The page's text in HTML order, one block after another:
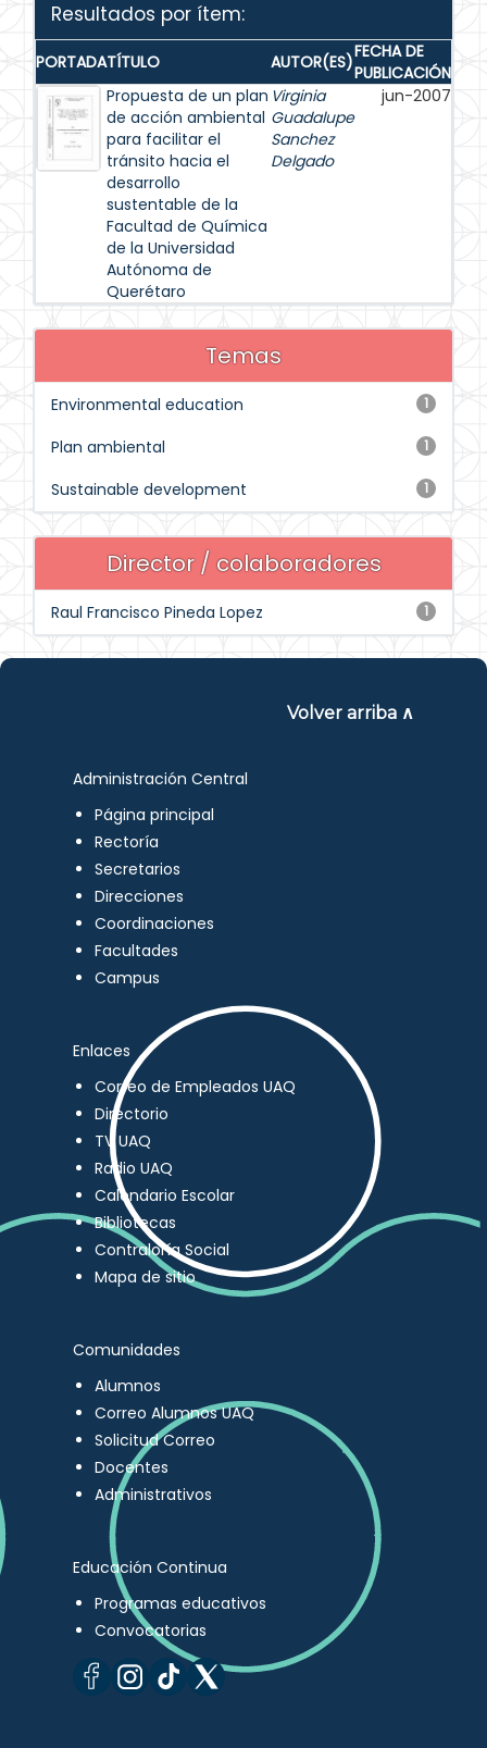
Resultados por ítem:
PORTADATÍTULO AUTOR(ES)FECHA DE
PUBLICACIÓN
Propuesta de un plan
de acción ambiental
para facilitar el
tránsito hacia el
desarrollo
sustentable de la
Facultad de Química
de la Universidad
Autónoma de
Querétaro
Virginia
Guadalupe
Sanchez
Delgado
jun-2007
Temas
1
Environmental education
1
Plan ambiental
1
Sustainable development
Director / colaboradores
1
Raul Francisco Pineda Lopez
Volver arriba ∧
Administración Central
Página principal
Rectoría
Secretarios
Direcciones
Coordinaciones
Facultades
Campus
Enlaces
Correo de Empleados UAQ
Directorio
TV UAQ
Radio UAQ
Calendario Escolar
Bibliotecas
Contraloría Social
Mapa de sitio
Comunidades
Alumnos
Correo Alumnos UAQ
Solicitud Correo
Docentes
Administrativos
Educación Continua
Programas educativos
Convocatorias